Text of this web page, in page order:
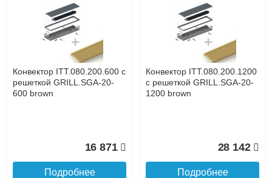
Доставка сантехники по Москве и Московской области
Наличный расчёт
Банковской картой на сайте в режиме реального
времени
Банковской картой при получении товара как при
доставке, так и самовывозом
Интернет-деньгами (Yandex-деньги, Web-money,
Qiwi-кошельки и другие).
Безналичный расчёт (возможно и с НДС)
Конвектор ITT.080.200.600 с
решеткой GRILL.SGA-20-
600 brown
16 871
Подробнее
Конвектор ITT.080.200.1200
с решеткой GRILL.SGA-20-
1200 brown
28 142
Подробнее